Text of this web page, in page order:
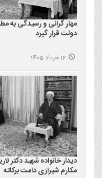
مهار گرانی و رسیدگی به
دولت قرار گیرد
12 خرداد 1405
دیدار خانواده شهید دکتر
مکارم شیرازی دامت برکاته